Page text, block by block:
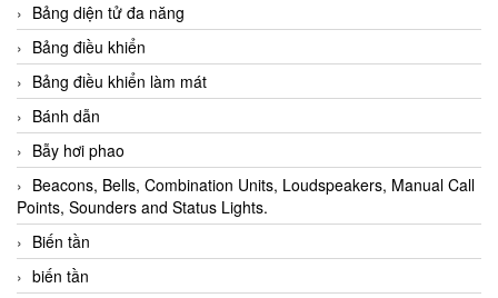
Bảng diện tử đa năng
Bảng điều khiển
Bảng điều khiển làm mát
Bánh dẫn
Bẫy hơi phao
Beacons, Bells, Combination Units, Loudspeakers, Manual Call
Points, Sounders and Status Lights.
Biến tần
biến tần